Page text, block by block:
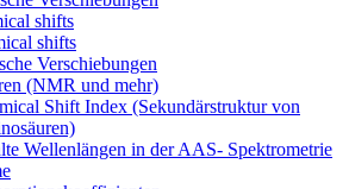
shifts
shifts
Verschiebungen
(NMR und mehr)
Shift Index (Sekundärstruktur von
Wellenlängen in der AAS- Spektrometrie